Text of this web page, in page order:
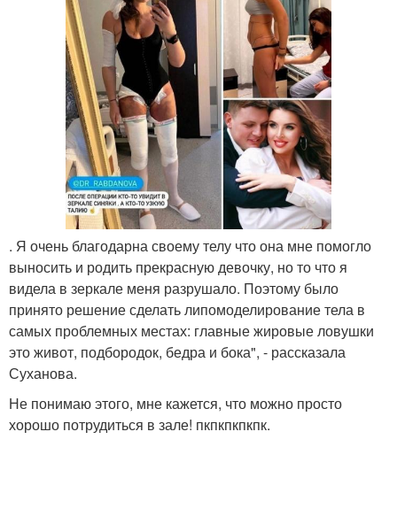
. Я очень благодарна своему телу что она мне помогло
выносить и родить прекрасную девочку, но то что я
видела в зеркале меня разрушало. Поэтому было
принято решение сделать липомоделирование тела в
самых проблемных местах: главные жировые ловушки
это живот, подбородок, бедра и бока", - рассказала
Суханова.
Не понимаю этого, мне кажется, что можно просто
хорошо потрудиться в зале! пкпкпкпкпк.